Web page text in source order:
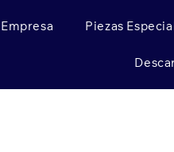
Empresa Piezas